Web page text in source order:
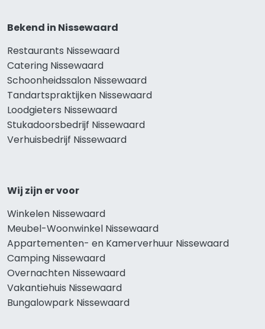
Bekend in Nissewaard
Restaurants Nissewaard
Catering Nissewaard
Schoonheidssalon Nissewaard
Tandartspraktijken Nissewaard
Loodgieters Nissewaard
Stukadoorsbedrijf Nissewaard
Verhuisbedrijf Nissewaard
Wij zijn er voor
Winkelen Nissewaard
Meubel-Woonwinkel Nissewaard
Appartementen- en Kamerverhuur Nissewaard
Camping Nissewaard
Overnachten Nissewaard
Vakantiehuis Nissewaard
Bungalowpark Nissewaard